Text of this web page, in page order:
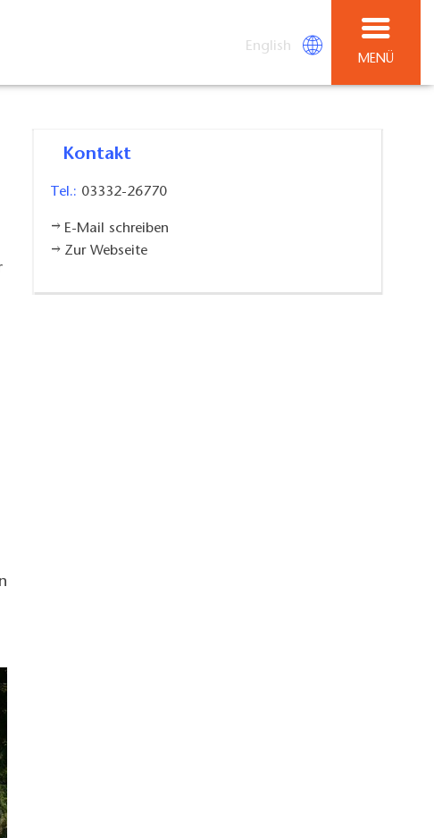
English
MENÜ
Kontakt
Tel.: 03332-26770
E-Mail schreiben
Zur Webseite